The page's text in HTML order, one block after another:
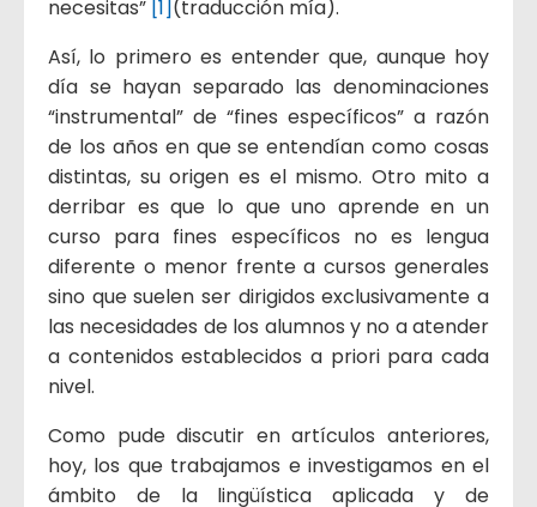
necesitas” [1] (traducción mía).
Así, lo primero es entender que, aunque hoy
día se hayan separado las denominaciones
“instrumental” de “fines específicos” a razón
de los años en que se entendían como cosas
distintas, su origen es el mismo. Otro mito a
derribar es que lo que uno aprende en un
curso para fines específicos no es lengua
diferente o menor frente a cursos generales
sino que suelen ser dirigidos exclusivamente a
las necesidades de los alumnos y no a atender
a contenidos establecidos a priori para cada
nivel.
Como pude discutir en artículos anteriores,
hoy, los que trabajamos e investigamos en el
ámbito de la lingüística aplicada y de